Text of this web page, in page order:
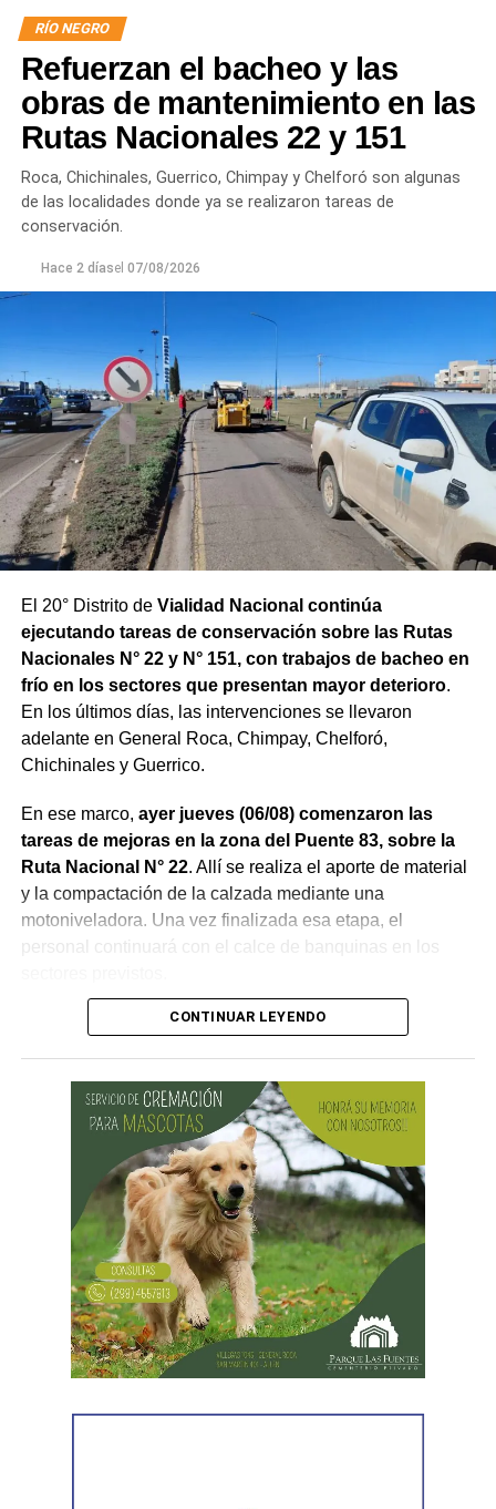
Por otra parte, en Gral. E. Godoy se registran valores de
turbiedad cercanos a 80 NTU, mientras que en
Chichinales rondan los 10 NTU. En ambos casos, las
plantas continúan funcionando con monitoreo
permanente.
Los equipos técnicos de Aguas Rionegrinas mantienen
un seguimiento constante de la evolución de la turbiedad
con las condiciones que presenta el río.
RÍO NEGRO
Refuerzan el bacheo y las
obras de mantenimiento en las
Rutas Nacionales 22 y 151
Roca, Chichinales, Guerrico, Chimpay y Chelforó son algunas
de las localidades donde ya se realizaron tareas de
conservación.
Hace 2 díasel 07/08/2026
El 20° Distrito de Vialidad Nacional continúa
ejecutando tareas de conservación sobre las Rutas
Nacionales N° 22 y N° 151, con trabajos de bacheo en
frío en los sectores que presentan mayor deterioro.
En los últimos días, las intervenciones se llevaron
adelante en General Roca, Chimpay, Chelforó,
Chichinales y Guerrico.
En ese marco, ayer jueves (06/08) comenzaron las
tareas de mejoras en la zona del Puente 83, sobre la
Ruta Nacional N° 22. Allí se realiza el aporte de material
y la compactación de la calzada mediante una
motoniveladora. Una vez finalizada esa etapa, el
personal continuará con el calce de banquinas en los
Desde Vialidad Nacional informaron que,durante las
próximas semanas, el operativo de bacheo será
reforzado con dos nuevas cuadrillas de trabajo y dos
camiones bacheadores, lo que permitirá incrementar
el ritmo de ejecución y optimizar las tareas de
mantenimiento en distintos puntos del Alto Valle.
Por otra parte, el organismo avanza con el relevamiento
CONTINUAR LEYENDO